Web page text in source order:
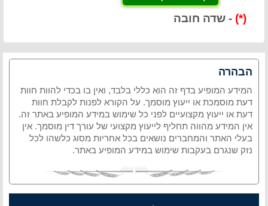
(*) - שדה חובה
הבהרה
המידע המופיע בדף זה הוא כללי בלבד, ואין בו בכדי להוות חוות
דעת מוסמכת או ייעוץ מוסמך. על הקורא לפנות לקבלת חוות
דעת או ייעוץ מקצועיים לפני כל שימוש במידע המופיע באתר זה.
אין המידע מהווה תחליף לייעוץ מקצועי של עורך דין מוסמך. אין
בעלי האתר והמחברים נושאים בכל אחריות מסוג כלשהו לכל
נזק שנגרם בעקבות שימוש במידע המופיע באתר.